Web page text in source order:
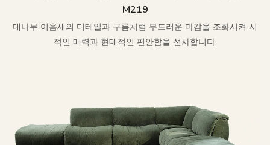
M219
대나무 이음새의 디테일과 구름처럼 부드러운 마감을 조화시켜 시
적인 매력과 현대적인 편안함을 선사합니다.